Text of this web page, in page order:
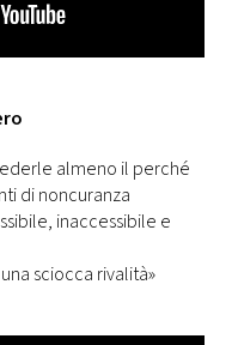
almeno il perché
di noncuranza
inaccessibile e
sciocca rivalità»